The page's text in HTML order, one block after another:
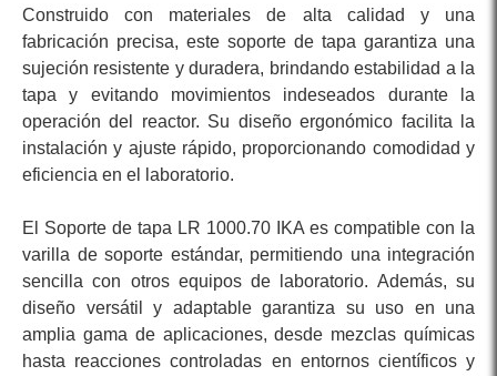
Construido con materiales de alta calidad y una
fabricación precisa, este soporte de tapa garantiza una
sujeción resistente y duradera, brindando estabilidad a la
tapa y evitando movimientos indeseados durante la
operación del reactor. Su diseño ergonómico facilita la
instalación y ajuste rápido, proporcionando comodidad y
eficiencia en el laboratorio.
El Soporte de tapa LR 1000.70 IKA es compatible con la
varilla de soporte estándar, permitiendo una integración
sencilla con otros equipos de laboratorio. Además, su
diseño versátil y adaptable garantiza su uso en una
amplia gama de aplicaciones, desde mezclas químicas
hasta reacciones controladas en entornos científicos y